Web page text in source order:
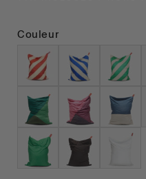
Couleur